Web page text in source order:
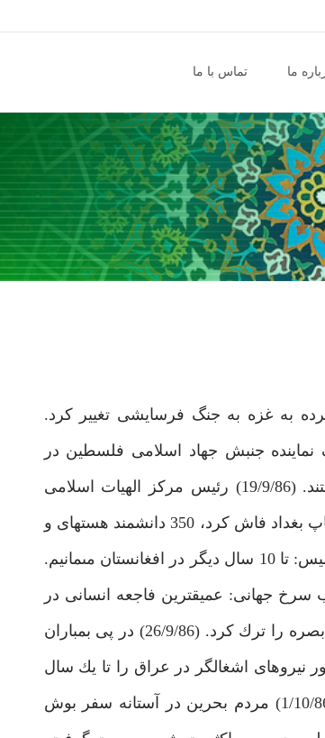
ما تماس با ما
به غزه به جنگ فرسايشى تغيير كرد.
نماينده جنبش جهاد اسلامى فلسطين در
تهران: رژيم‏هاى سازشكار عربى بزرگترين مانع بر سر راه پيروزى ملت فلسطين هستند. (19/9/86) رئيس مركز الهيات اسلامى
روسيه: گرايش به اسلام در روسيه پس از پيروزى حزب اللّه رونق گرفت. يك روزنامه چاپ بغداد فاش كرد، 350 دانشمند هسته‏اى و
200 استاد عراقى به دست موساد و پنتاگون به قتل رسيده‏اند. (19/9/86) نخست وزير انگليس: تا 10 سال ديگر در افغانستان مى‏مانيم.
سرخ جهانى: عميق‏ترين فاجعه انسانى در
فلسطين در جريان است. (25/9/86) ارتش انگليس پس از چهار سال اشغال دست خالى بصره را ترك كرد. (26/9/86) در پى بمباران
شهادت رسيد. (28/9/86) شوراى امنيت، حضور نيروهاى اشغالگر در عراق را تا يك سال
ديگر تمديد كرد. (29/9/86) آتش ضدهوايى حماس در غزه صهيونيست‏ها را غافلگير كرد. (1/10/86) مردم بحرين در آستانه سفر بوش